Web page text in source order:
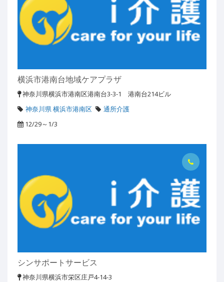
横浜市港南台地域ケアプラザ
神奈川県横浜市港南区港南台3-3-1 港南台214ビル
神奈川県 横浜市港南区
通所介護
12/29～1/3
シンサポートサービス
神奈川県横浜市栄区庄戸4-14-3